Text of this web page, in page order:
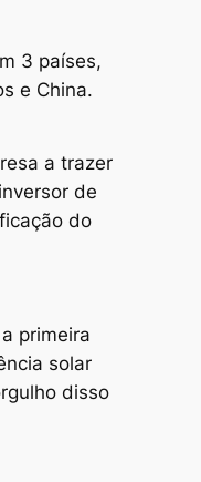
3 países,
e China.
a trazer
de
do
primeira
solar
disso